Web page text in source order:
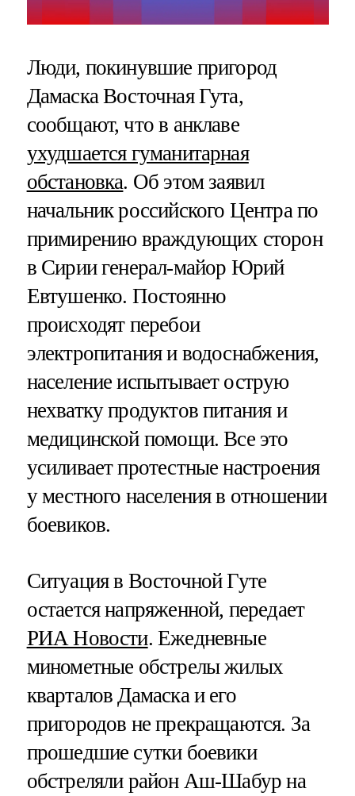
Люди, покинувшие пригород
Дамаска Восточная Гута,
сообщают, что в анклаве
ухудшается гуманитарная
обстановка. Об этом заявил
начальник российского Центра по
примирению враждующих сторон
в Сирии генерал-майор Юрий
Евтушенко. Постоянно
происходят перебои
электропитания и водоснабжения,
население испытывает острую
нехватку продуктов питания и
медицинской помощи. Все это
усиливает протестные настроения
у местного населения в отношении
боевиков.
Ситуация в Восточной Гуте
остается напряженной, передает
РИА Новости. Ежедневные
минометные обстрелы жилых
кварталов Дамаска и его
пригородов не прекращаются. За
прошедшие сутки боевики
обстреляли район Аш-Шабур на